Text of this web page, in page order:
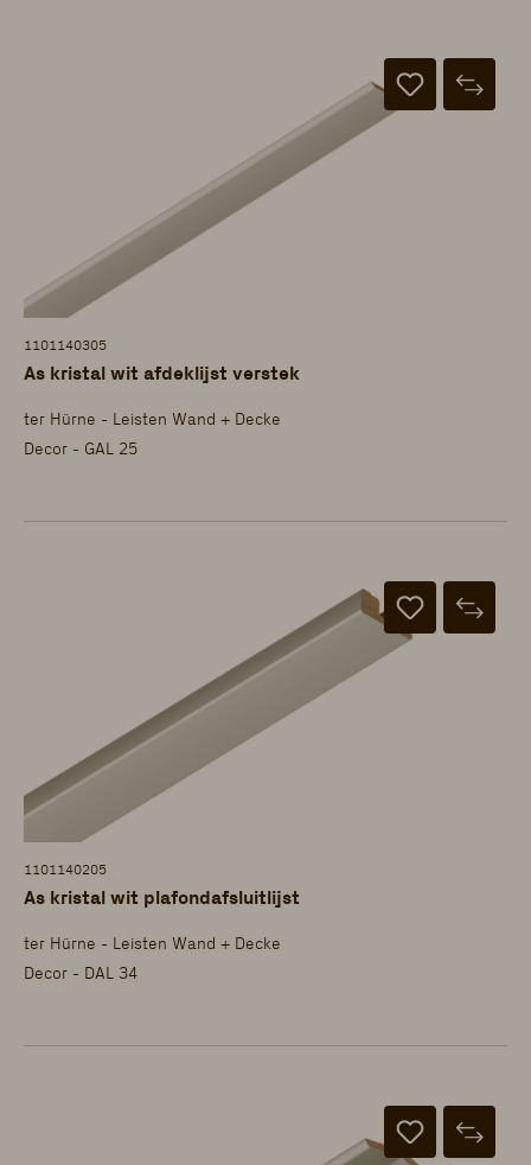
1101140305
As kristal wit afdeklijst verstek
ter Hürne - Leisten Wand + Decke
Decor - GAL 25
1101140205
As kristal wit plafondafsluitlijst
ter Hürne - Leisten Wand + Decke
Decor - DAL 34